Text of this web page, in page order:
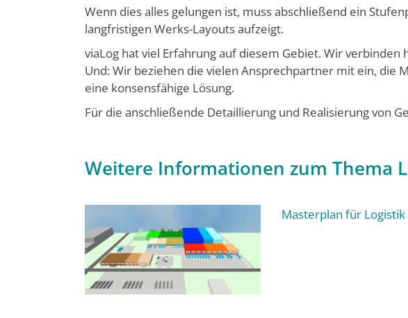
Wenn dies alles gelungen ist, muss abschließend ein
langfristigen Werks-Layouts aufzeigt.
viaLog hat viel Erfahrung auf diesem Gebiet. Wir
Und: Wir beziehen die vielen Ansprechpartner mit ein, die
eine konsensfähige Lösung.
Für die anschließende Detaillierung und Realisierung von
Weitere Informationen zum Thema
Masterplan für